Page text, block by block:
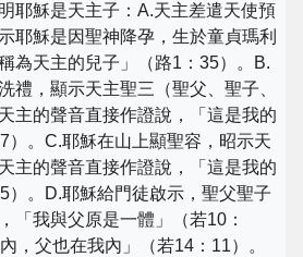
耶穌是天主子：A.天主差遣天使預
耶穌是因聖神降孕，生於童貞瑪利
為天主的兒子」（路1：35）。B.
禮，顯示天主聖三（聖父、聖子、
主的聲音直接作證說，「這是我的
）。C.耶穌在山上顯聖容，昭示天
主的聲音直接作證說，「這是我的
）。D.耶穌給門徒啟示，聖父聖子
「我與父原是一體」（若10：
，父也在我內」（若14：11）。